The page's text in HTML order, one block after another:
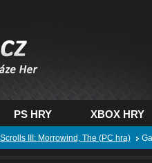
PS HRY XBOX HRY
III: Morrowind, The (PC hra)